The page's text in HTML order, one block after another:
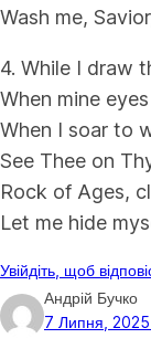
Wash me,
4. While I draw
When mine
When I soar to
See Thee on
Rock of Ages,
Let me hide
Увійдіть, щоб
Андрій Бучко
7 Липня,